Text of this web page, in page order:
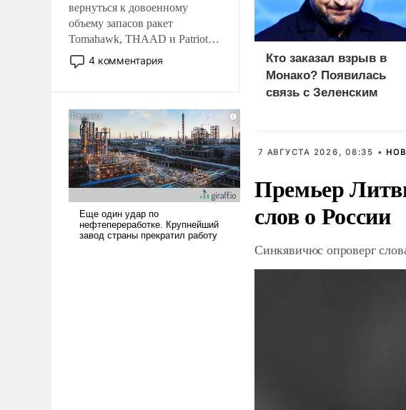
вернуться к довоенному
объему запасов ракет
Tomahawk, THAAD и Patriot
США потребуется более трех
лет. Даже небольшая война с
Сложившаяся ситуация
означает многолетний период
уязвимости США, например,
перед Китаем.
4 комментария
Кто заказал взрыв в
Монако? Появилась
связь с Зеленским
7 АВГУСТА 2026, 08:35 •
Премьер
слов о России
Синкявичюс опроверг